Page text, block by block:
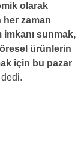
olarak
her zaman
imkanı sunmak,
ürünlerin
için bu pazar
dedi.